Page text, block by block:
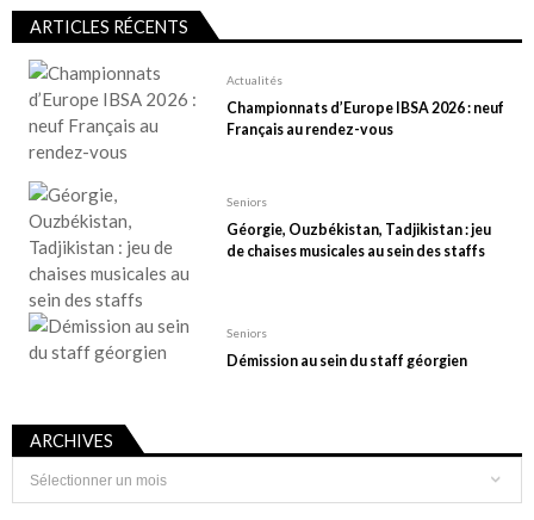
ARTICLES RÉCENTS
Actualités
Championnats d’Europe IBSA 2026 : neuf
Français au rendez-vous
Seniors
Géorgie, Ouzbékistan, Tadjikistan : jeu
de chaises musicales au sein des staffs
Seniors
Démission au sein du staff géorgien
ARCHIVES
Archives